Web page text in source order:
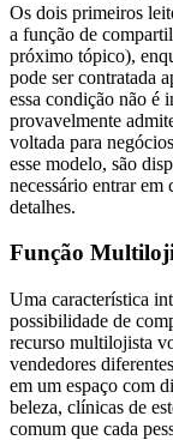
Os dois primeiros
a função de
próximo tópico),
pode ser contratada
essa condição não é
provavelmente
voltada para
esse modelo, são
necessário entrar
detalhes.
Função
Uma característica
possibilidade de
recurso multilojista
vendedores
em um espaço com
beleza, clínicas de
comum que cada